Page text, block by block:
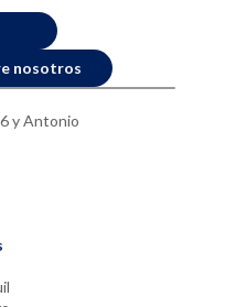
nosotros
y Antonio